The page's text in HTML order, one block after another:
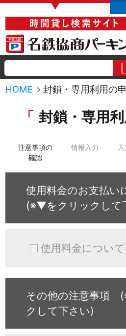
▼
HOME 封鎖・専用利用の
封鎖・専用
注意事項の
確認
情報入力
使用料金のお支払
(※▼をクリックして
使用料金について
その他の注意事項
クして下さい)